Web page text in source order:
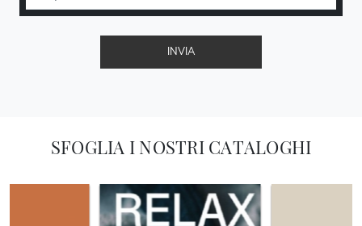
SFOGLIA I NOSTRI CATALOGHI
INVIA